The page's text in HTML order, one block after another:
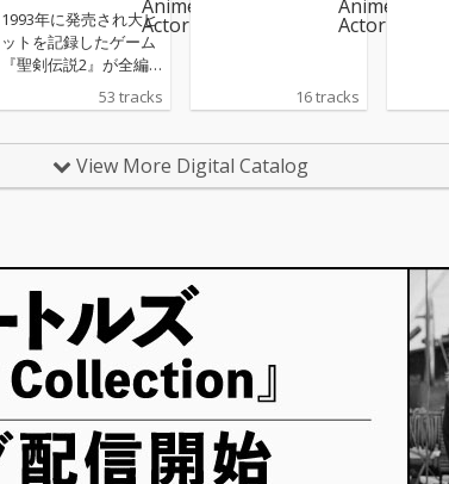
1993年に発売され大ヒ
ットを記録したゲーム
『聖剣伝説2』が全編
ビジュアルをリメイク
して発売決定!リメイク
全曲がアレンジされた
本作は、オリジナル版
る。当時の雰囲気を残
しつつも、今だから出
来るサウンド表現が楽
曲の新たな魅力を引き
出し、オリジナル版の
ファンの方も、初めて
聴く方も、聖剣伝説2
の音楽の世界を満喫で
きる内容になってい
る。
53 tracks 16 tracks
View More Digital Catalog